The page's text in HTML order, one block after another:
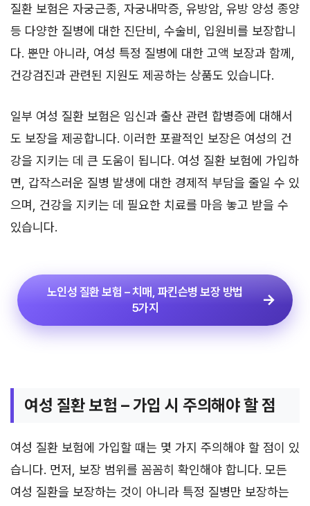
질환 보험은 자궁근종, 자궁내막증, 유방암, 유방 양성 종양
등 다양한 질병에 대한 진단비, 수술비, 입원비를 보장합니
다. 뿐만 아니라, 여성 특정 질병에 대한 고액 보장과 함께,
건강검진과 관련된 지원도 제공하는 상품도 있습니다.
일부 여성 질환 보험은 임신과 출산 관련 합병증에 대해서
도 보장을 제공합니다. 이러한 포괄적인 보장은 여성의 건
강을 지키는 데 큰 도움이 됩니다. 여성 질환 보험에 가입하
면, 갑작스러운 질병 발생에 대한 경제적 부담을 줄일 수 있
으며, 건강을 지키는 데 필요한 치료를 마음 놓고 받을 수
있습니다.
노인성 질환 보험 – 치매, 파킨슨병 보장 방법
5가지
여성 질환 보험 – 가입 시 주의해야 할 점
여성 질환 보험에 가입할 때는 몇 가지 주의해야 할 점이 있
습니다. 먼저, 보장 범위를 꼼꼼히 확인해야 합니다. 모든
여성 질환을 보장하는 것이 아니라 특정 질병만 보장하는